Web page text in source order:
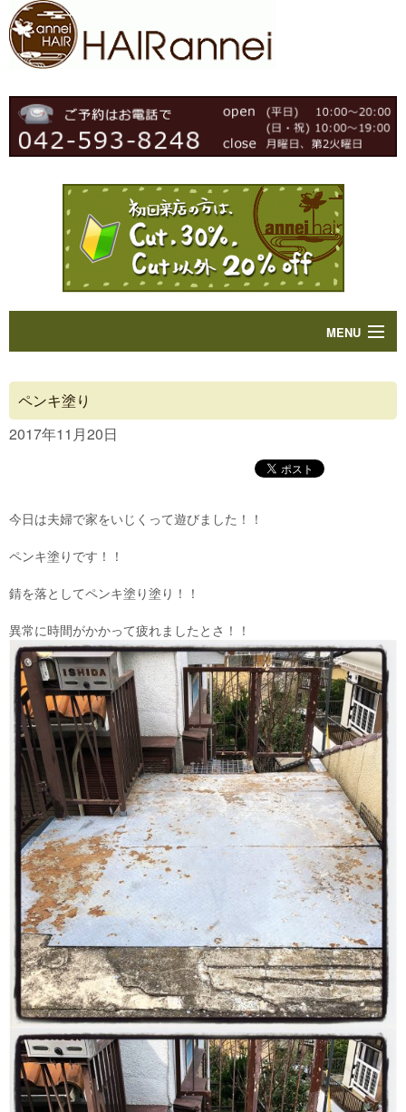
MENU
Concept
Blog
Contact
ペンキ塗り
2017年11月20日
今日は夫婦で家をいじくって遊びました！！
ペンキ塗りです！！
錆を落としてペンキ塗り塗り！！
異常に時間がかかって疲れましたとさ！！